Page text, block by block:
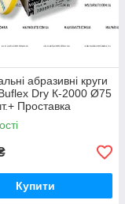
абразивні круги
Dry К-2000 Ø75
Проставка
Купити